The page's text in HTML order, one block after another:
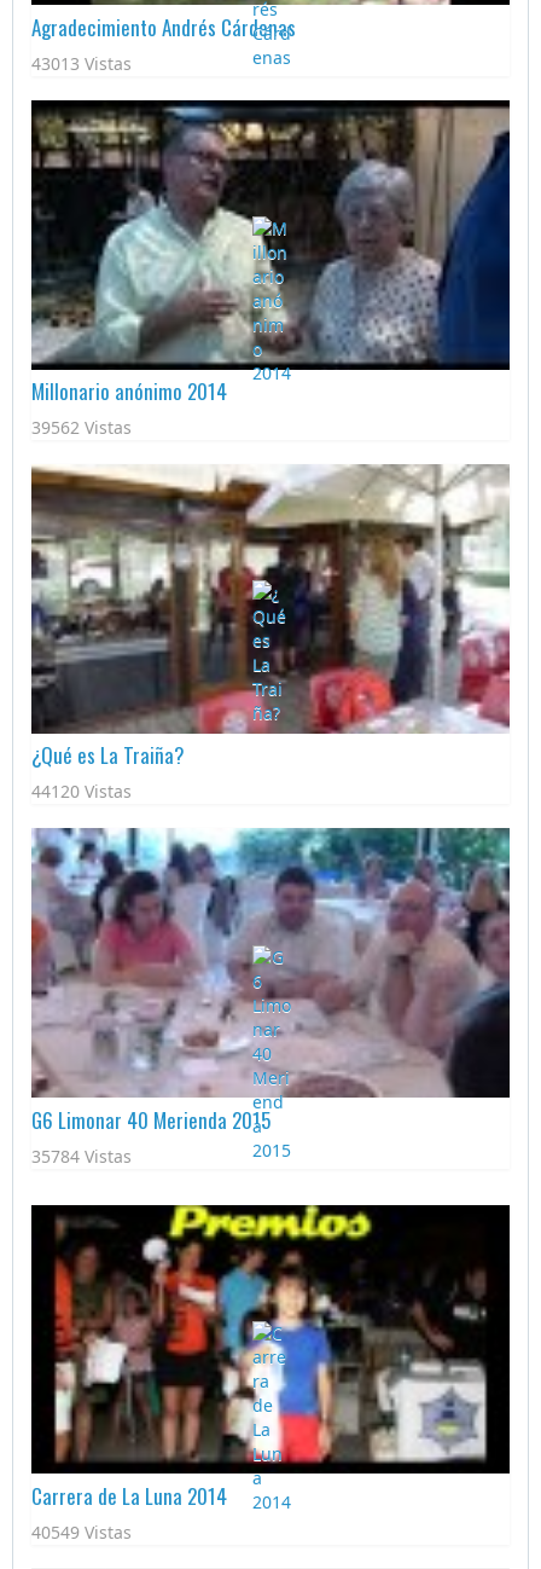
Agradecimiento Andrés Cárdenas
43013 Vistas
Millonario anónimo 2014
39562 Vistas
¿Qué es La Traiña?
44120 Vistas
G6 Limonar 40 Merienda 2015
35784 Vistas
Carrera de La Luna 2014
40549 Vistas